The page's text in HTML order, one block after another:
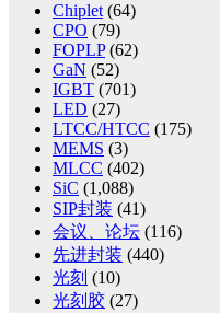
Chiplet (64)
CPO (79)
FOPLP(62)
GaN (52)
IGBT (701)
LED (27)
LTCC/HTCC (175)
MEMS (3)
MLCC (402)
SiC (1,088)
SIP封装 (41)
会议、论坛 (116)
先进封装 (440)
光刻 (10)
光刻胶 (27)